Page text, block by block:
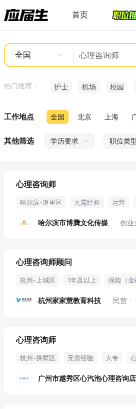
首页
全国
热门推荐： 护士 机场 校园
工作地点 全国 北京 上海
其他筛选 学历要求 职位类
心理咨询师
哈尔滨-道里区 无需经验 运营
哈尔滨市博腾文化传媒 创业
心理咨询师顾问
杭州-上城区 1年及以上 保险（金
杭州家家慧教育科技 民营
心理咨询师
杭州-拱墅区 无需经验 大专